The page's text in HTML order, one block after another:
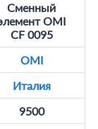
Сменный
OMI
СF 0095
OMI
Италия
9500